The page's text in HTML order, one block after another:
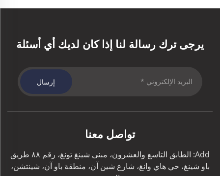
يرجى ترك رسالة لنا إذا كان لديك أي أسئلة
إرسال
تواصل معنا
Add: الطابق التاسع والعشرون، مبنى شينغ تونغ، رقم ٨٨ طريق
باو شينغ، حي هاي وانغ، شارع شين آن، منطقة باو آن، شينتشن،